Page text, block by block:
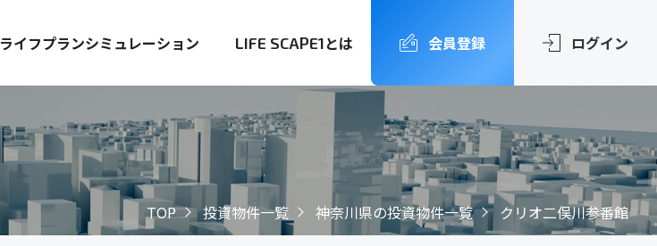
ライフプランシミュレーション LIFE SCAPE1とは 会員登録 ログイン
TOP 投資物件一覧 神奈川県の投資物件一覧 クリオ二俣川参番館